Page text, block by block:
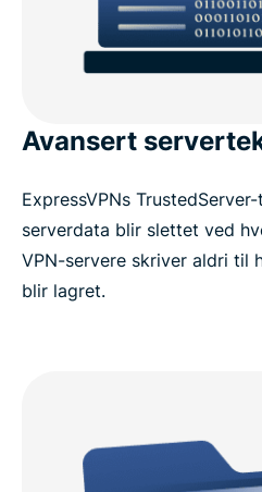
Avansert
ExpressVPNs
serverdata blir slettet ved
VPN-servere skriver aldri til
blir lagret.